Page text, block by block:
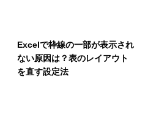
Excelで枠線の一部が表示され
ない原因は？表のレイアウト
を直す設定法